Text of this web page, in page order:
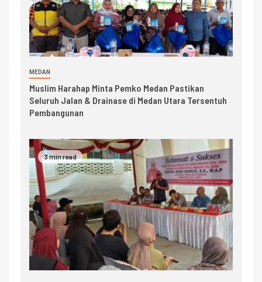
MEDAN
Muslim Harahap Minta Pemko Medan Pastikan
Seluruh Jalan & Drainase di Medan Utara Tersentuh
Pembangunan
3 min read